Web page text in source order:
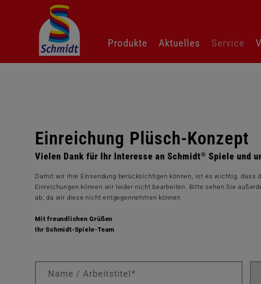
überspringen
Produkte Aktuelles Service
Einreichung Plüsch-Konzept
Vielen Dank für Ihr Interesse an Schmidt® Spiele und
Damit wir Ihre Einsendung berücksichtigen können, ist es wichtig,
Einreichungen können wir leider nicht bearbeiten. Bitte sehen Sie
ab, da wir diese nicht entgegennehmen können
Mit freundlichen Grüßen
Ihr Schmidt-Spiele-Team